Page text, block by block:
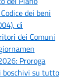
dei beni
di
dei Comuni
Proroga
boschivi su tutto